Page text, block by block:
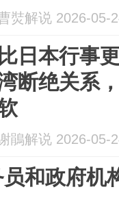
焋解说 2026-05-
比日本行事
断绝关系
鵑解说 2026-05-
和政府机